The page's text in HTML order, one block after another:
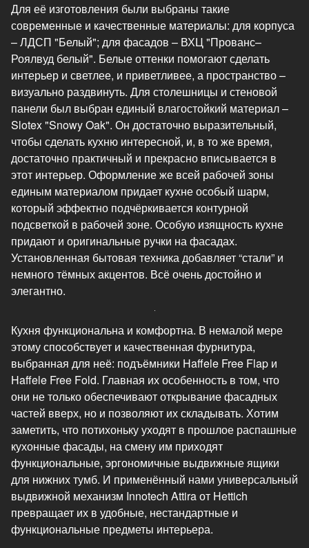
Для её изготовления были выбраны такие
современные и качественные материалы: для корпуса
– ЛДСП "Белый"; для фасадов – ВХЦ "Прованс–
Роялвуд белый". Белые оттенки помогают сделать
интерьер и светлее, и приветливее, а пространство –
визуально раздвинуть. Для столешницы и стеновой
панели был выбран единый влагостойкий материал –
Slotex "Snowy Oak". Он достаточно выразительный,
чтобы сделать кухню интересной, и, в то же время,
достаточно практичный и прекрасно вписывается в
этот интерьер. Оформление же всей рабочей зоны
единым материалом придает кухне особый шарм,
который эффектно подчёркивается контурной
подсветкой в рабочей зоне. Особую изящность кухне
придают и оригинальные ручки на фасадах.
Установленная бытовая техника добавляет “стали” и
немного тёмных акцентов. Всё очень достойно и
элегантно.
Кухня функциональна и комфортна. В немалой мере
этому способствует и качественная фурнитура,
выбранная для неё: подъёмники Haffele Free Flap и
Haffele Free Fold. Главная их особенность в том, что
они не только обеспечивают открывание фасадных
частей вверх, но и позволяют их складывать. Хотим
заметить, что потихоньку уходят в прошлое распашные
кухонные фасады, на смену им приходят
функциональные, эргономичные выдвижные ящики
для нижних тумб. И применённый нами универсальный
выдвижной механизм Innotech Attira от Hettich
превращает их в удобные, нестандартные и
функциональные предметы интерьера.